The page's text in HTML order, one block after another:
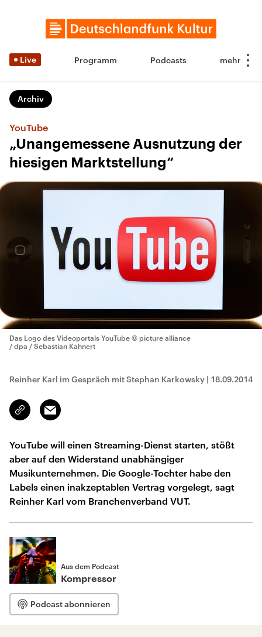
Live Programm Podcasts
Archiv
YouTube
„Unangemessene Ausnutzung der
hiesigen Marktstellung“
Das Logo des Videoportals YouTube © picture alliance
/ dpa / Sebastian Kahnert
Reinher Karl im Gespräch mit Stephan Karkowsky | 18.09.2014
Link
kopieren/teilen
Email
YouTube will einen Streaming-Dienst starten, stößt
aber auf den Widerstand unabhängiger
Musikunternehmen. Die Google-Tochter habe den
Labels einen inakzeptablen Vertrag vorgelegt, sagt
Reinher Karl vom Branchenverband VUT.
Aus dem Podcast
Kompressor
Podcast abonnieren